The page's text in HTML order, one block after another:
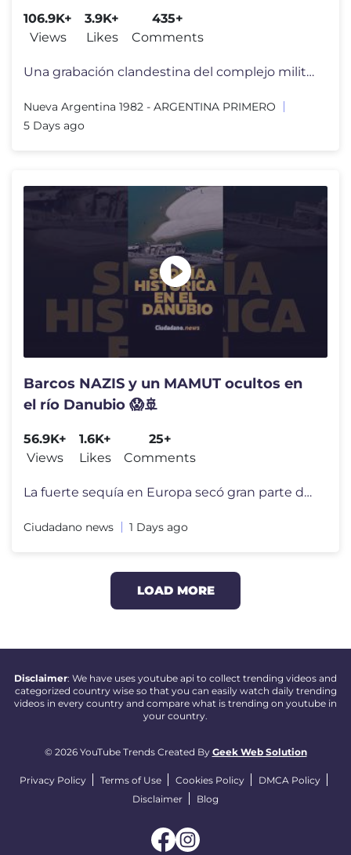
106.9K+
Views
3.9K+
Likes
435+
Comments
Una grabación clandestina del complejo militar britanico en Monte Agr
Nueva Argentina 1982 - ARGENTINA PRIMERO
5 Days ago
Barcos NAZIS y un MAMUT ocultos en
el río Danubio 😱🚢
56.9K+
Views
1.6K+
Likes
25+
Comments
La fuerte sequía en Europa secó gran parte del río Danubio, revelan
Ciudadano news 1 Days ago
LOAD MORE
Disclaimer: We have uses youtube api to collect trending videos and
categorized country wise so that you can easily watch daily trending
videos in every country and compare what is trending on youtube in
your country.
© 2026 YouTube Trends Created By Geek Web Solution
Privacy Policy Terms of Use Cookies Policy
DMCA Policy
Disclaimer
Blog